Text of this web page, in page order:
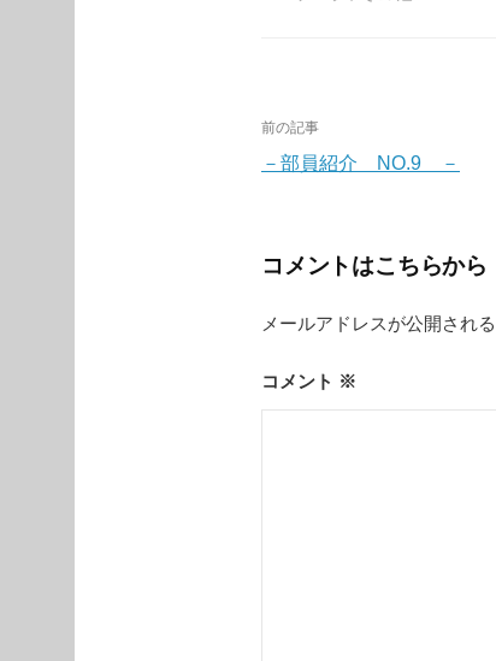
投
稿
ビ
ー
シ
ョ
前の記事
－部員紹介 NO.9 －
コメントはこちらから
メールアドレスが公開され
コメント ※